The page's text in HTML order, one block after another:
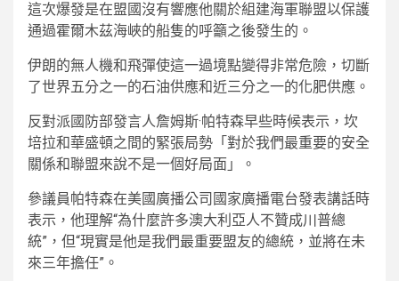
這次爆發是在盟國沒有響應他關於組建海軍聯盟以保護
通過霍爾木茲海峽的船隻的呼籲之後發生的。
伊朗的無人機和飛彈使這一過境點變得非常危險，切斷
了世界五分之一的石油供應和近三分之一的化肥供應。
反對派國防部發言人詹姆斯·帕特森早些時候表示，坎
培拉和華盛頓之間的緊張局勢「對於我們最重要的安全
關係和聯盟來說不是一個好局面」。
參議員帕特森在美國廣播公司國家廣播電台發表講話時
表示，他理解“為什麼許多澳大利亞人不贊成川普總
統”，但“現實是他是我們最重要盟友的總統，並將在未
來三年擔任”。